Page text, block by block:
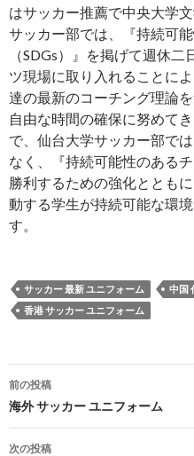
はサッカー推薦で中央大学
サッカー部では、『持続可
（SDGs）』を掲げて週休
ツ現場に取り入れることに
達の最新のコーチング理論
自由な時間の確保に努めて
で、仙台大学サッカー部で
なく、『持続可能性のある
勝利するための強化ととも
動する学生が持続可能な環
す。
サッカー 最新 ユニフォーム
中国
香港 サッカー ユニフォーム
投
稿
ナ
前の投稿
海外 サッカー ユニフォーム
次の投稿